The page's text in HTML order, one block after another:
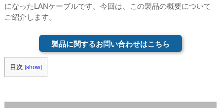
になったLANケーブルです。今回は、この製品の概要について
ご紹介します。
製品に関するお問い合わせはこちら
目次 [show]